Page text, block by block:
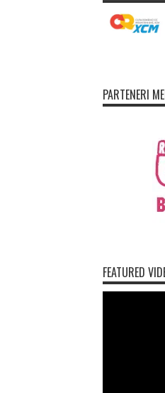
PARTENERI
FEATURED